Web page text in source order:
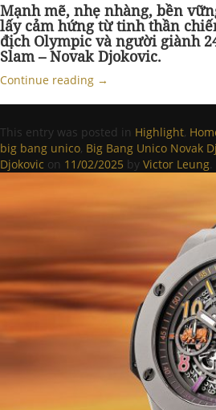
Mạnh mẽ, nhẹ nhàng, bền
lấy cảm hứng từ tinh thần
địch Olympic và người giành
Slam – Novak Djokovic.
Continue reading →
This entry was posted in Highlight,
big bang unico, Big Bang Unico Novak
Djokovic on 11/02/2025 by Victor Leung.